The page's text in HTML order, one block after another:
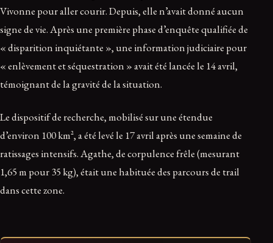
Vivonne pour aller courir. Depuis, elle n’avait donné aucun
signe de vie. Après une première phase d’enquête qualifiée de
« disparition inquiétante », une information judiciaire pour
« enlèvement et séquestration » avait été lancée le 14 avril,
témoignant de la gravité de la situation.
Le dispositif de recherche, mobilisé sur une étendue
d’environ 100 km², a été levé le 17 avril après une semaine de
ratissages intensifs. Agathe, de corpulence frêle (mesurant
1,65 m pour 35 kg), était une habituée des parcours de trail
dans cette zone.